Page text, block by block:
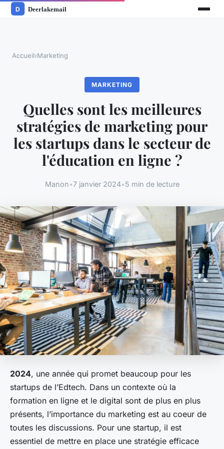
Accueil›Marketing
MARKETING
Quelles sont les meilleures
stratégies de marketing pour
les startups dans le secteur de
l'éducation en ligne ?
Manon•7 janvier 2024•5 min de lecture
2024, une année qui promet beaucoup pour les
startups de l’Edtech. Dans un contexte où la
formation en ligne et le digital sont de plus en plus
présents, l’importance du marketing est au coeur de
toutes les discussions. Pour une startup, il est
essentiel de mettre en place une stratégie efficace